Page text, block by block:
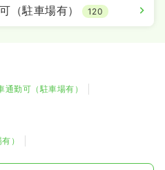
（駐車場有） 120
通勤可（駐車場有）
）